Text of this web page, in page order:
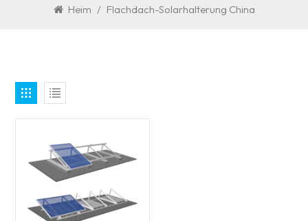
Heim / Flachdach-Solarhalterung China